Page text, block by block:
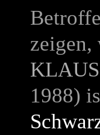
zeigen,
1988)